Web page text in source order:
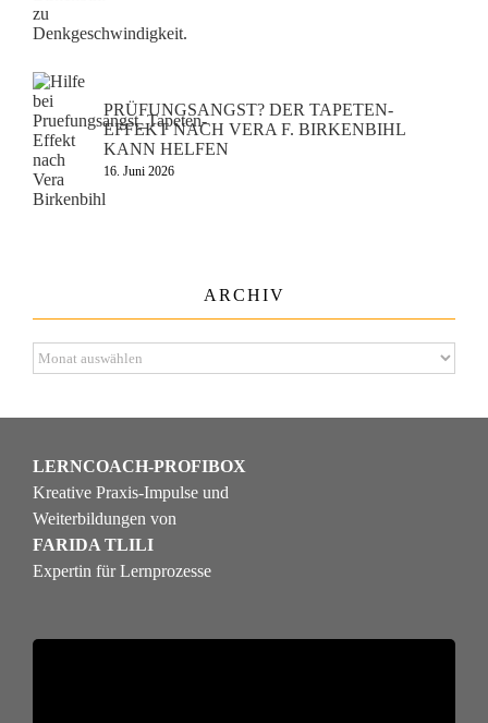
PRÜFUNGSANGST? DER TAPETEN-
EFFEKT NACH VERA F. BIRKENBIHL
KANN HELFEN
16. Juni 2026
ARCHIV
Archiv
LERNCOACH-PROFIBOX
Kreative Praxis-Impulse und
Weiterbildungen von
FARIDA TLILI
Expertin für Lernprozesse